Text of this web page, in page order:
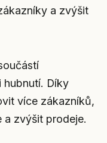
a zvýšit
hubnutí. Díky
více zákazníků,
a zvýšit prodeje.